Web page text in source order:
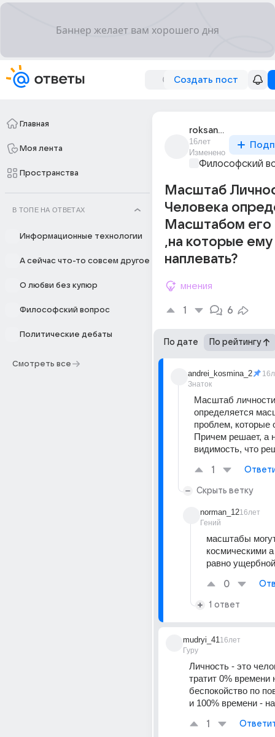
Создать пост
Главная
Моя лента
Пространства
В ТОПЕ НА ОТВЕТАХ
Информационные технологии
А сейчас что-то совсем другое
О любви без купюр
Философский вопрос
Политические дебаты
Смотреть все
roksana_khabaridze
16лет
Изменено
Философский
Масштаб
Человека
Масштабом его
,на которые ему
наплевать?
мнения
1 6
По дате По рейтингу
andrei_kosmina_2
Знаток
Масштаб
определяется
проблем, которые
Причем решает, а
видимость, что
1
Скрыть ветку
norman_12
Гений
16лет
масштабы
космическими
равно ущербной
0
1 ответ
mudryi_41
Гуру
16лет
Личность - это
тратит 0% времени
беспокойство по
и 100% времени -
1